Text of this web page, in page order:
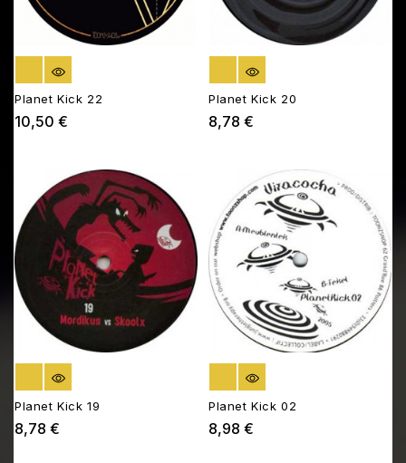
RUPTURE DE STOCK
Planet Kick 22
10,50 €
RUPTURE DE STOCK
Planet Kick 20
8,78 €
RUPTURE DE STOCK
Planet Kick 19
8,78 €
RUPTURE DE STOCK
Planet Kick 02
8,98 €